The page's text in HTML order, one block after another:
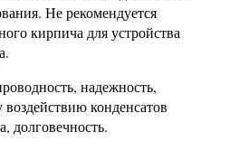
Не рекомендуется
кирпича для устройства
надежность,
конденсатов
долговечность.